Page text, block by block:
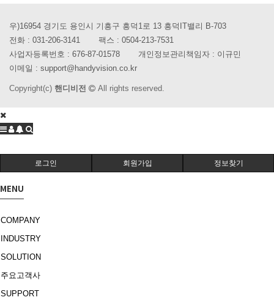
우)16954 경기도 용인시 기흥구 흥덕1로 13 흥덕IT밸리 B-703
전화 : 031-206-3141 팩스 : 0504-213-7531
사업자등록번호 : 676-87-01578
개인정보관리책임자 : 이규민
이메일 : support@handyvision.co.kr
Copyright(c) 핸디비전 All rights reserved.
로그인 회원가입 정보찾기
MENU
COMPANY
INDUSTRY
SOLUTION
주요고객사
SUPPORT